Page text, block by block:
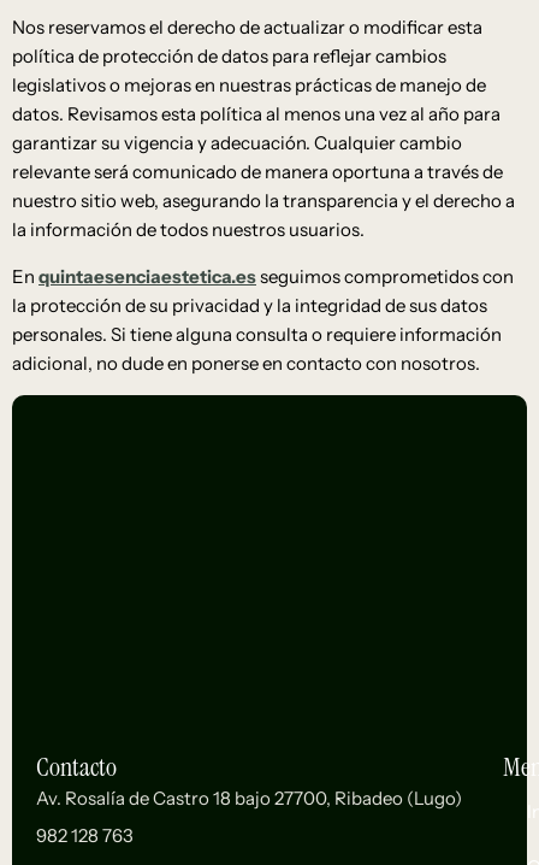
Nos reservamos el derecho de actualizar o modificar esta
política de protección de datos para reflejar cambios
legislativos o mejoras en nuestras prácticas de manejo de
datos. Revisamos esta política al menos una vez al año para
garantizar su vigencia y adecuación. Cualquier cambio
relevante será comunicado de manera oportuna a través de
nuestro sitio web, asegurando la transparencia y el derecho a
la información de todos nuestros usuarios.
En quintaesenciaestetica.esseguimos comprometidos con
la protección de su privacidad y la integridad de sus datos
personales. Si tiene alguna consulta o requiere información
adicional, no dude en ponerse en contacto con nosotros.
Contacto
Av. Rosalía de Castro 18 bajo 27700, Ribadeo (Lugo)
982 128 763